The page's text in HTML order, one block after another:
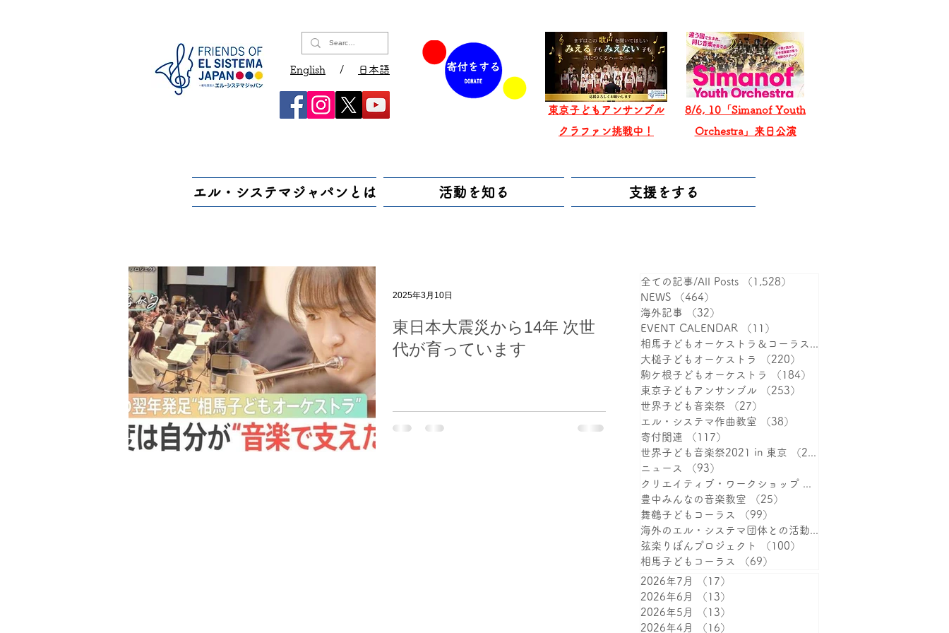
English / 日本語
東京子どもアンサンブル
​クラファン挑戦中！
8/6, 10「Simanof Youth
Orchestra」来日公演
エル・システマジャパンとは 活動を知る 支援をする
東日本大震災から14年 次世
代が育っています
2025年3月10日
全ての記事/All Posts （1,528）
NEWS
（464）
海外記事
（32）
EVENT CALENDAR
（11）
相馬子どもオーケストラ＆コーラス（387）
大槌子どもオーケストラ
（220）
駒ケ根子どもオーケストラ
（184）
東京子どもアンサンブル
（253）
世界子ども音楽祭
（27）
エル・システマ作曲教室
（38）
寄付関連
（117）
世界子ども音楽祭2021 in 東京
（25）
ニュース
（93）
クリエイティブ・ワークショップ （38）
豊中みんなの音楽教室
（25）
舞鶴子どもコーラス
（99）
海外のエル・システマ団体との活動（15）
弦楽りぼんプロジェクト
（100）
相馬子どもコーラス
（69）
2026年7月
（17）
2026年6月
（13）
2026年5月
（13）
2026年4月
（16）